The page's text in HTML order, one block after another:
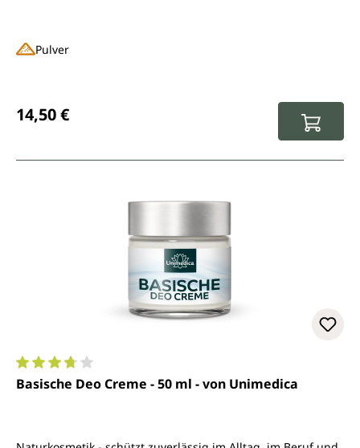
Pulver
14,50 €
Durchschnittliche Bewertung von 3.7 von 5 Sternen
Basische Deo Creme - 50 ml - von Unimedica